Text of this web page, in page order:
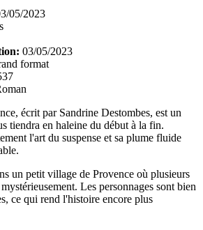
05/2023
03/05/2023
format
écrit par Sandrine Destombes, est un
tiendra en haleine du début à la fin.
l'art du suspense et sa plume fluide
un petit village de Provence où plusieurs
Les personnages sont bien
ce qui rend l'histoire encore plus